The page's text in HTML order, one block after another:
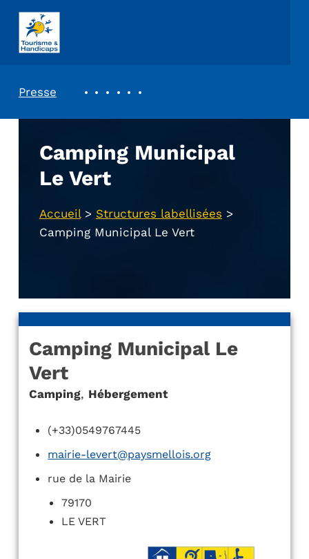
ASSOCIATION TOURISME ET HANDICAPS
Presse
Camping Municipal
Le Vert
Accueil> Structures labellisées >
Camping Municipal Le Vert
Camping Municipal Le
Vert
Camping, Hébergement
(+33)0549767445
mairie-levert@paysmellois.org
rue de la Mairie
79170
LE VERT